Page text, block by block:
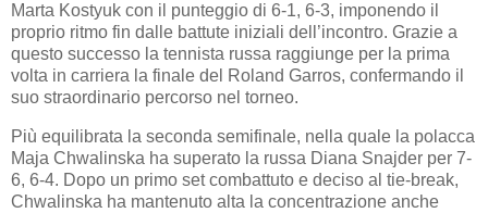
Marta Kostyuk con il punteggio di 6-1, 6-3, imponendo il
proprio ritmo fin dalle battute iniziali dell’incontro. Grazie a
questo successo la tennista russa raggiunge per la prima
volta in carriera la finale del Roland Garros, confermando il
suo straordinario percorso nel torneo.
Più equilibrata la seconda semifinale, nella quale la polacca
Maja Chwalinska ha superato la russa Diana Snajder per 7-
6, 6-4. Dopo un primo set combattuto e deciso al tie-break,
Chwalinska ha mantenuto alta la concentrazione anche